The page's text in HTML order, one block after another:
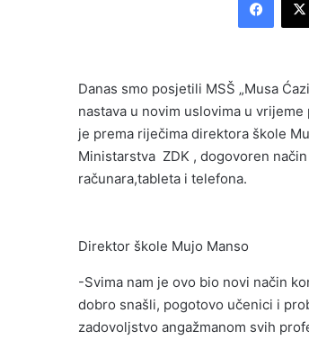
Danas smo posjetili MSŠ „Musa
nastava u novim uslovima u
je prema riječima direktora škole
Ministarstva ZDK , dogovoren
računara,tableta i telefona.
Direktor škole Mujo Manso
-Svima nam je ovo bio novi način
dobro snašli, pogotovo učenici i
zadovoljstvo angažmanom svih